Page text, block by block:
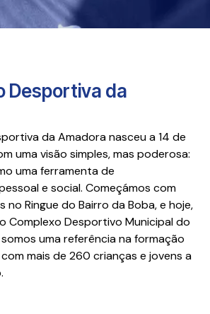
Desportiva da
da Amadora nasceu a 14 de
uma visão simples, mas poderosa:
uma ferramenta de
e social. Começámos com
no Ringue do Bairro da Boba, e hoje,
Complexo Desportivo Municipal do
uma referência na formação
mais de 260 crianças e jovens a